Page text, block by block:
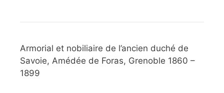
Armorial et nobiliaire de l’ancien duché de
Savoie, Amédée de Foras, Grenoble 1860 –
1899